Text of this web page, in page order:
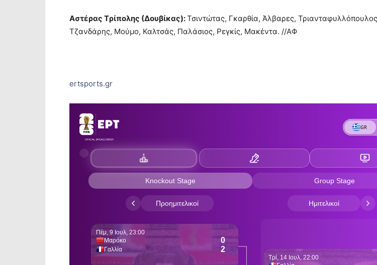
Αστέρας Tρίπολης (Δουβίκας):Τσιντώτας, Γκαρθία, Άλβαρες,
Τζανδάρης, Μούμο, Καλτσάς, Παλάσιος, Ρεγκίς, Μακέντα. //ΑΦ
ertsports.gr